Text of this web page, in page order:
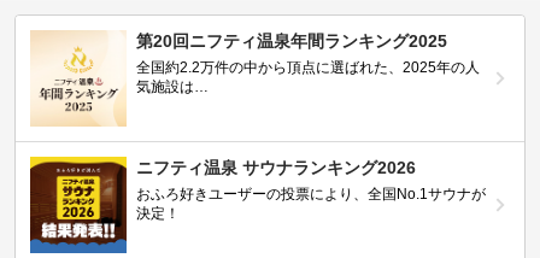
第20回ニフティ温泉年間ランキング2025
全国約2.2万件の中から頂点に選ばれた、2025年の人
気施設は…
ニフティ温泉 サウナランキング2026
おふろ好きユーザーの投票により、全国No.1サウナが
決定！